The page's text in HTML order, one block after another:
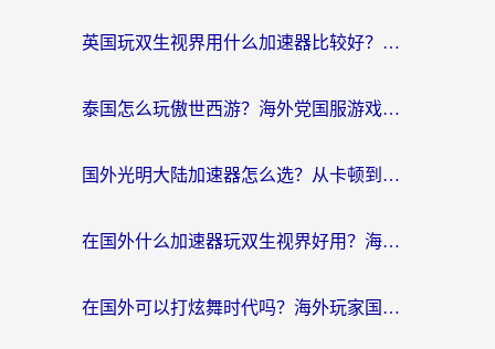
英国玩双生视界用什么加速器比较好？海外党亲测有效的国服游戏加速方案
泰国怎么玩傲世西游？海外党国服游戏加速终极攻略（附光明大陆量子特攻实测）
国外光明大陆加速器怎么选？从卡顿到丝滑的终极指南（含德国玩走开外星人墨西哥玩俄罗斯方块技巧）
在国外什么加速器玩双生视界好用？海外党亲测不踩坑的终极指南
在国外可以打炫舞时代吗？海外玩家国服游戏加速全攻略（附实测推荐）